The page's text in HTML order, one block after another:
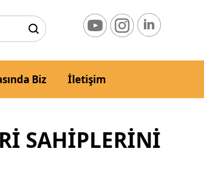
Biz İletişim
SAHİPLERİNİ